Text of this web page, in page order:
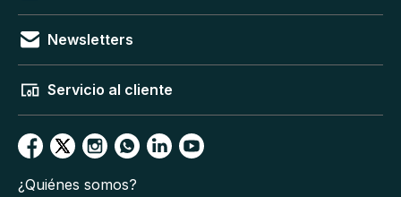
Newsletters
Servicio al cliente
¿Quiénes somos?